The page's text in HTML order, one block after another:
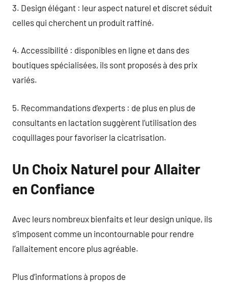
3. Design élégant : leur aspect naturel et discret séduit
celles qui cherchent un produit raffiné.
4. Accessibilité : disponibles en ligne et dans des
boutiques spécialisées, ils sont proposés à des prix
variés.
5. Recommandations d’experts : de plus en plus de
consultants en lactation suggèrent l’utilisation des
coquillages pour favoriser la cicatrisation.
Un Choix Naturel pour Allaiter
en Confiance
Avec leurs nombreux bienfaits et leur design unique, ils
s’imposent comme un incontournable pour rendre
l’allaitement encore plus agréable.
Plus d’informations à propos de